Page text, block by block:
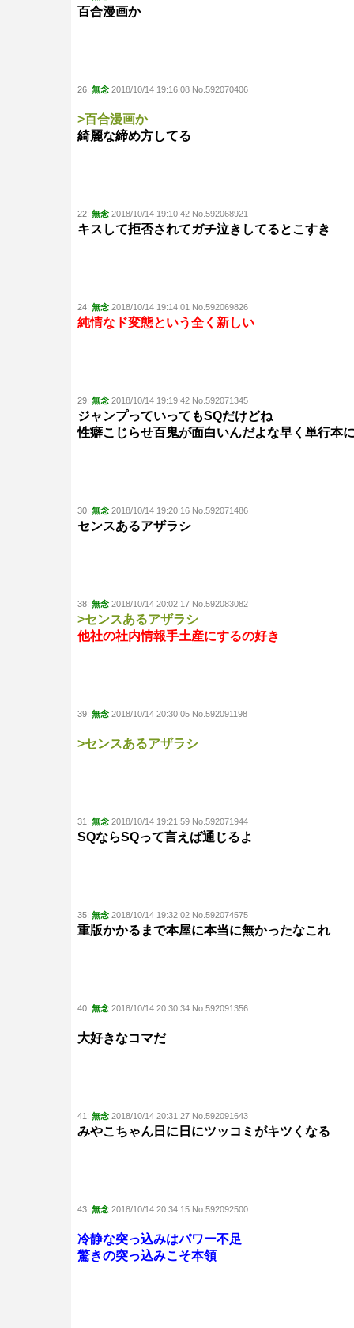
百合漫画か
26: 無念 2018/10/14 19:16:08 No.592070406
>百合漫画か
綺麗な締め方してる
22: 無念 2018/10/14 19:10:42 No.592068921
キスして拒否されてガチ泣きしてるとこすき
24: 無念 2018/10/14 19:14:01 No.592069826
純情なド変態という全く新しい
29: 無念 2018/10/14 19:19:42 No.592071345
ジャンプっていってもSQだけどね
性癖こじらせ百鬼が面白いんだよな早く単行本
30: 無念 2018/10/14 19:20:16 No.592071486
センスあるアザラシ
38: 無念 2018/10/14 20:02:17 No.592083082
>センスあるアザラシ
他社の社内情報手土産にするの好き
39: 無念 2018/10/14 20:30:05 No.592091198
>センスあるアザラシ
31: 無念 2018/10/14 19:21:59 No.592071944
SQならSQって言えば通じるよ
35: 無念 2018/10/14 19:32:02 No.592074575
重版かかるまで本屋に本当に無かったなこれ
40: 無念 2018/10/14 20:30:34 No.592091356
大好きなコマだ
41: 無念 2018/10/14 20:31:27 No.592091643
みやこちゃん日に日にツッコミがキツくなる
43: 無念 2018/10/14 20:34:15 No.592092500
冷静な突っ込みはパワー不足
驚きの突っ込みこそ本領